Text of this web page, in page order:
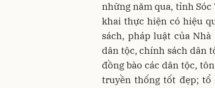
những năm qua, tỉnh
khai thực hiện có hiệu
sách, pháp luật của
dân tộc, chính sách dân
đồng bào các dân tộc,
truyền thống tốt đẹp; tổ